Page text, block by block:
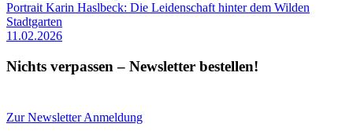
Portrait Karin Haslbeck: Die Leidenschaft hinter dem Wilden
Stadtgarten
11.02.2026
Nichts verpassen – Newsletter bestellen!
Zur Newsletter Anmeldung